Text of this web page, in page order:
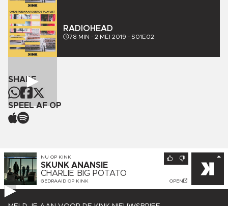
RADIOHEAD
78 MIN - 2 MEI 2019 - S01E02
SHARE
SPEEL AF OP
NU OP KINK
SKUNK ANANSIE
CHARLIE BIG POTATO
GEDRAAID OP KINK OPEN